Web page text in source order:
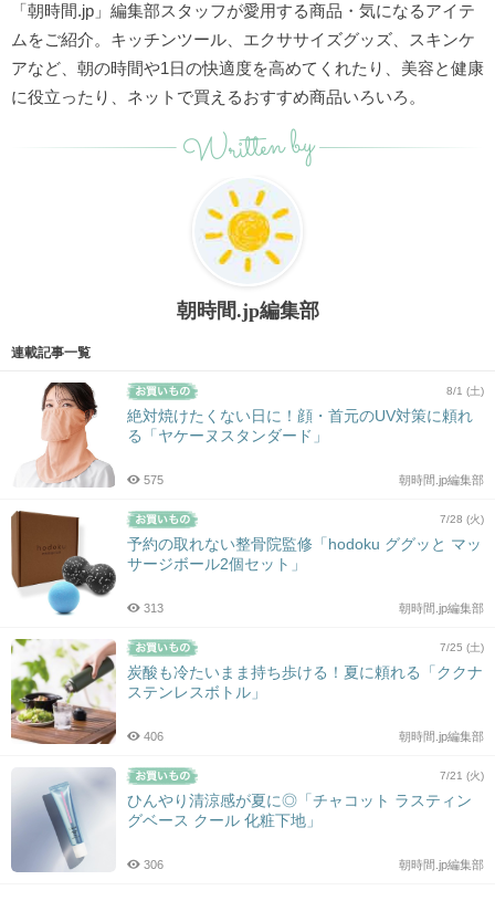
「朝時間.jp」編集部スタッフが愛用する商品・気になるアイテ
ムをご紹介。キッチンツール、エクササイズグッズ、スキンケ
アなど、朝の時間や1日の快適度を高めてくれたり、美容と健康
に役立ったり、ネットで買えるおすすめ商品いろいろ。
Written by
朝時間.jp編集部
連載記事一覧
8/1 (土)
絶対焼けたくない日に！顔・首元のUV対策に頼れ
る「ヤケーヌスタンダード」
朝時間.jp編集部
575
7/28 (火)
予約の取れない整骨院監修「hodoku ググッと マッ
サージボール2個セット」
朝時間.jp編集部
313
7/25 (土)
炭酸も冷たいまま持ち歩ける！夏に頼れる「ククナ
ステンレスボトル」
朝時間.jp編集部
406
7/21 (火)
ひんやり清涼感が夏に◎「チャコット ラスティン
グベース クール 化粧下地」
朝時間.jp編集部
306